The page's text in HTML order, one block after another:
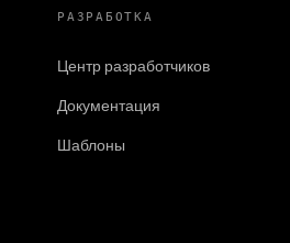
РАЗРАБОТКА
Центр разработчиков
Документация
Шаблоны